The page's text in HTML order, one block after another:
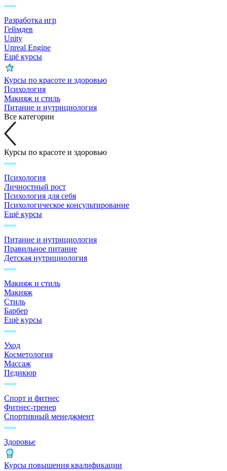
Разработка игр
Геймдев
Unity
Unreal Engine
Ещё курсы
Курсы по красоте и здоровью
Психология
Макияж и стиль
Питание и нутрициология
Все категории
Курсы по красоте и здоровью
Психология
Личностный рост
Психология для себя
Психологическое консультирование
Ещё курсы
Питание и нутрициология
Правильное питание
Детская нутрициология
Макияж и стиль
Макияж
Стиль
Барбер
Ещё курсы
Уход
Косметология
Массаж
Педикюр
Спорт и фитнес
Фитнес-тренер
Спортивный менеджмент
Здоровье
Курсы повышения квалификации